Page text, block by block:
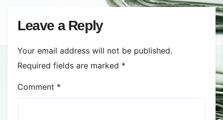
Leave a Reply
Your email address will not be published.
Required fields are marked *
Comment *